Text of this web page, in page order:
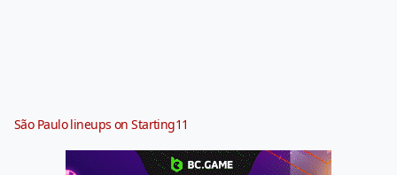
São Paulo lineups on Starting11